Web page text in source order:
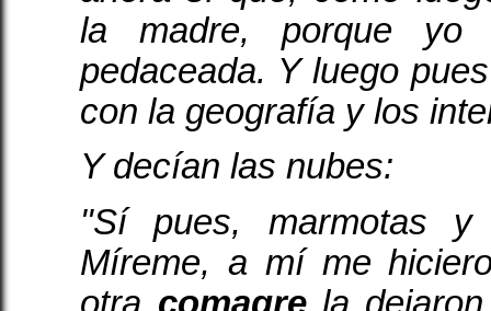
la madre, porque yo
pedaceada. Y luego
con la geografía y los
Y decían las nubes:
"Sí pues, marmotas y
Míreme, a mí me
otra comagrela dejaron